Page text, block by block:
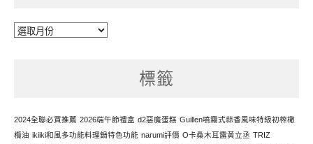
每
標籤
2024全聯必買推薦 2026端午節禮盒 d2惡魔蛋糕 Guillen噴霧式蒜香風味特級初榨橄
欖油 ikiiki和風多功能料理鍋特色功能 narumi評價 O卡桑木耳露黃立丞 TRIZ